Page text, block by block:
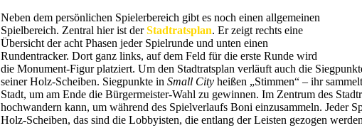
Neben dem persönlichen Spielerbereich gibt es noch einen allgemeinen
Spielbereich. Zentral hier ist derStadtratsplan. Er zeigt rechts eine
Übersicht der acht Phasen jeder Spielrunde und unten einen
Rundentracker. Dort ganz links, auf dem Feld für die erste Runde wird
die Monument-Figur platziert. Um den Stadtratsplan verläuft auch die
seiner Holz-Scheiben. Siegpunkte in Small City heißen „Stimmen“ – ihr
Stadt, um am Ende die Bürgermeister-Wahl zu gewinnen. Im Zentrum des
hochwandern kann, um während des Spielverlaufs Boni einzusammeln. Jeder
Holz-Scheiben, das sind die Lobbyisten, die entlang der Leisten gezogen